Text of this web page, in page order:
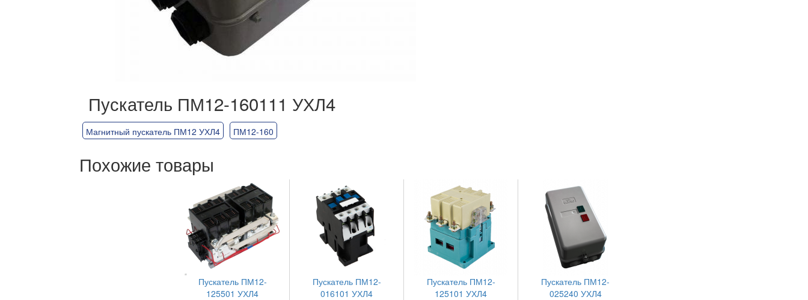
Пускатель ПМ12-160111 УХЛ4
Магнитный пускатель ПМ12 УХЛ4 ПМ12-160
Похожие товары
Пускатель ПМ12-
125501 УХЛ4
Пускатель ПМ12-
016101 УХЛ4
Пускатель ПМ12-
125101 УХЛ4
Пускатель ПМ12-
025240 УХЛ4